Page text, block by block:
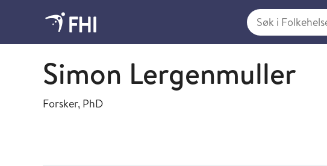
Søk i
Metodeutvikling og analyse
Simon Lergenmuller
Forsker, PhD